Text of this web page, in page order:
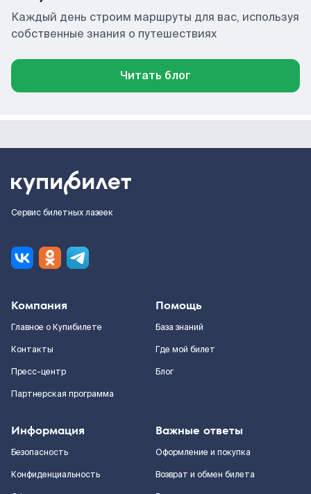
Каждый день строим маршруты для вас, используя
собственные знания о путешествиях
Читать блог
Сервис билетных лазеек
Компания
Главное о Купибилете
Контакты
Пресс-центр
Партнерская программа
Помощь
База знаний
Где мой билет
Блог
Информация
Безопасность
Конфиденциальность
Важные ответы
Оформление и покупка
Возврат и обмен билета